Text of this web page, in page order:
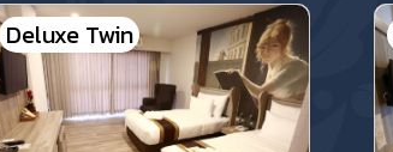
Deluxe Twin